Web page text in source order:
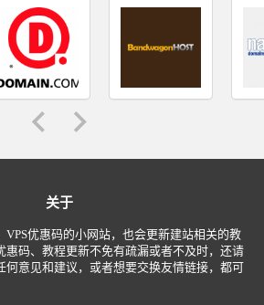
关于
优惠码的小网站，也会更新建站相关的教
惠码、教程更新不免有疏漏或者不及时，还请
何意见和建议，或者想要交换友情链接，都可